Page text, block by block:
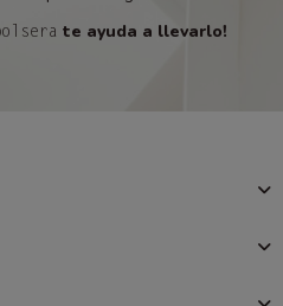
te ayuda a llevarlo!